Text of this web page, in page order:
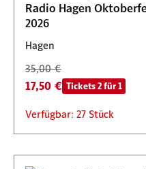
Radio Hagen Oktoberfest
2026
Hagen
35,00 €
17,50 € Tickets 2 für 1
Verfügbar: 27 Stück